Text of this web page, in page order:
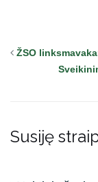
ŽSO
Susiję